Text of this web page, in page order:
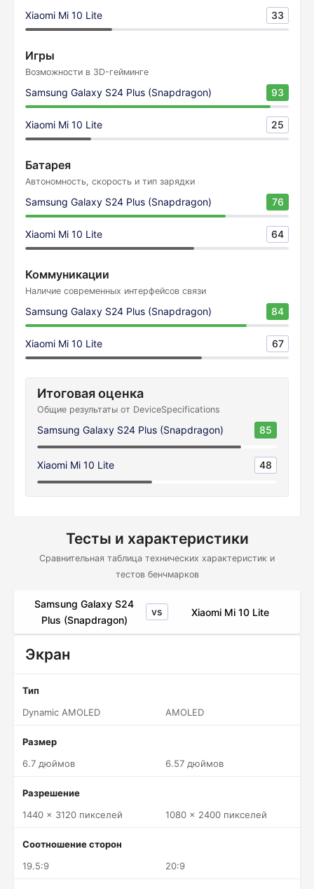
Xiaomi Mi 10 Lite 33
Игры
Возможности в 3D-гейминге
Samsung Galaxy S24 Plus (Snapdragon) 93
Xiaomi Mi 10 Lite 25
Батарея
Автономность, скорость и тип зарядки
Samsung Galaxy S24 Plus (Snapdragon) 76
Xiaomi Mi 10 Lite 64
Коммуникации
Наличие современных интерфейсов связи
Samsung Galaxy S24 Plus (Snapdragon) 84
Xiaomi Mi 10 Lite 67
Итоговая оценка
Общие результаты от DeviceSpecifications
Samsung Galaxy S24 Plus (Snapdragon) 85
Xiaomi Mi 10 Lite 48
Тесты и характеристики
Сравнительная таблица технических характеристик и
тестов бенчмарков
Samsung Galaxy S24
Plus (Snapdragon)
vs Xiaomi Mi 10 Lite
Экран
Тип
Dynamic AMOLED
AMOLED
Размер
6.7 дюймов
6.57 дюймов
Разрешение
1440 x 3120 пикселей
1080 x 2400 пикселей
Соотношение сторон
19.5:9
20:9